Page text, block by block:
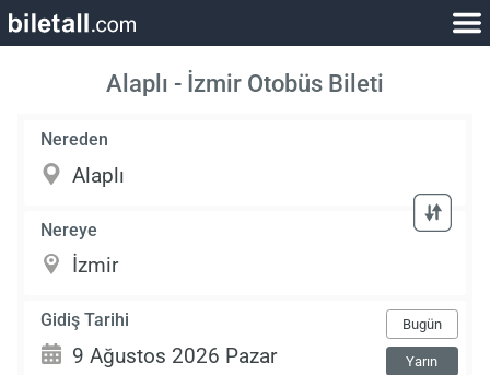
Alaplı - İzmir Otobüs Bileti
Nereden
Nereye
Gidiş Tarihi Bugün
Yarın